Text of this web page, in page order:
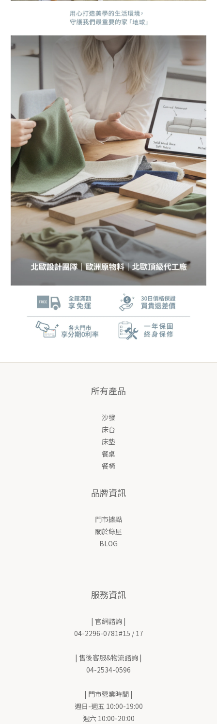
所有產品
沙發
床台
床墊
餐桌
餐椅
品牌資訊
門市據點
關於綠屋
BLOG
服務資訊
| 官網諮詢 |
04-2296-0781#15 / 17
| 售後客服&物流諮詢 |
04-2534-0596
| 門市營業時間 |
週日-週五 10:00-19:00
週六 10:00-20:00